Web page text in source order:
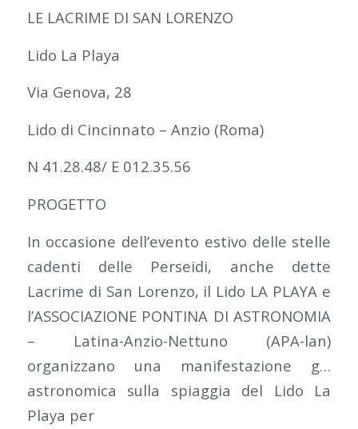
LE LACRIME DI SAN LORENZO
Lido La Playa
Via Genova, 28
Lido di Cincinnato – Anzio (Roma)
N 41.28.48/ E 012.35.56
PROGETTO
In occasione dell’evento estivo delle stelle
cadenti delle Perseidi, anche dette
Lacrime di San Lorenzo, il Lido LA PLAYA e
l’ASSOCIAZIONE PONTINA DI ASTRONOMIA
– Latina-Anzio-Nettuno (APA-lan)
organizzano una manifestazione g…
astronomica sulla spiaggia del Lido La
Playa per